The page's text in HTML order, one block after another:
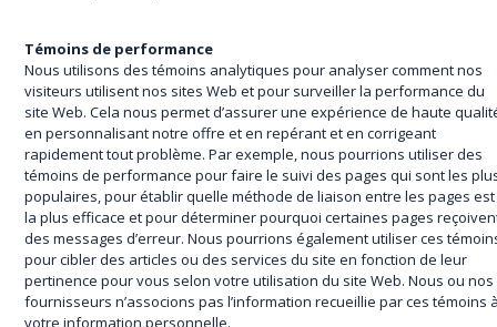
Témoins de performance
Nous utilisons des témoins analytiques pour analyser comment nos
visiteurs utilisent nos sites Web et pour surveiller la performance du
site Web. Cela nous permet d’assurer une expérience de haute
en personnalisant notre offre et en repérant et en corrigeant
rapidement tout problème. Par exemple, nous pourrions utiliser des
témoins de performance pour faire le suivi des pages qui sont les
populaires, pour établir quelle méthode de liaison entre les pages est
la plus efficace et pour déterminer pourquoi certaines pages
des messages d’erreur. Nous pourrions également utiliser ces
pour cibler des articles ou des services du site en fonction de leur
pertinence pour vous selon votre utilisation du site Web. Nous ou nos
fournisseurs n’associons pas l’information recueillie par ces témoins
votre information personnelle.